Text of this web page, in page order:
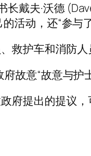
戴夫·沃德
活动，还“参与
救护车和消防人
故意“故意与护士
提出的提议，